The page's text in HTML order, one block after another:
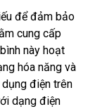
để đảm bảo
cung cấp
này hoạt
hóa năng và
điện trên
dạng điện